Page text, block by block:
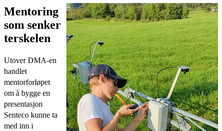
Mentoring
som senker
terskelen
Utover DMA-en
handlet
mentorforløpet
om å bygge en
presentasjon
Senteco kunne ta
med inn i